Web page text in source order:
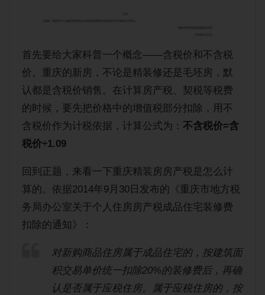
首先要给大家科普一个概念——含税价和不含税
价。重庆的新房，不论是精装修还是毛坯房，默
认都是含税价销售。在计算房产税、契税等税费
的时候，要先把价格中的增值税部分扣除，用不
含税价作为计税依据，计算公式为：不含税价=含
税价÷1.09
回到正题，来看一下重庆精装房房产税是怎么计
算的。依据2014年9月30日发布的《重庆市地方税
务局办公室关于个人住房房产税成品住宅装修费
扣除的通知》：
对新购商品住房属于成品住宅的，按建筑面
积交易单价统一扣除20%的装修费后，再确
认是否属于应税住房。属于应税住房的，按